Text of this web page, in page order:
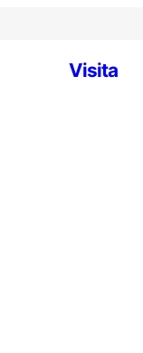
Visita